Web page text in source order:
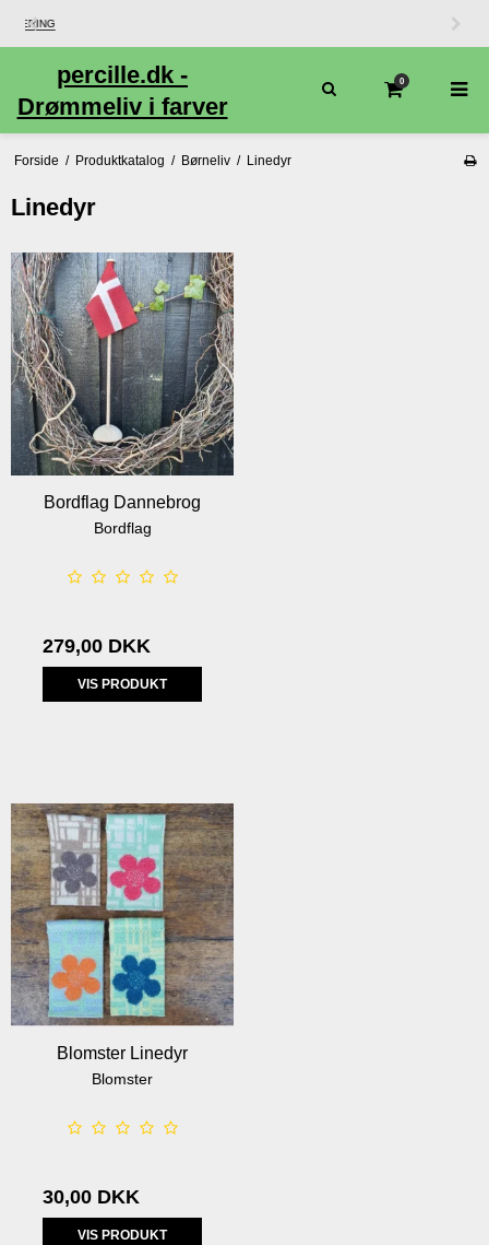
percille.dk -
Drømmeliv i farver
0
Forside / Produktkatalog / Børneliv / Linedyr
Linedyr
Bordflag Dannebrog
Bordflag
279,00 DKK
VIS PRODUKT
Blomster Linedyr
Blomster
30,00 DKK
VIS PRODUKT